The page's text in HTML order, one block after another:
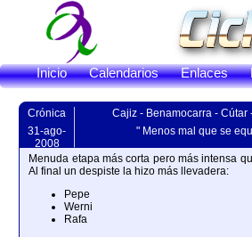
Inicio Calendarios Enlaces
Crónica
31-ago-
2008
Cajiz - Benamocarra - Cútar
" Menos mal que se
Menuda etapa más corta pero más intensa
Al final un despiste la hizo más llevadera:
Pepe
Werni
Rafa